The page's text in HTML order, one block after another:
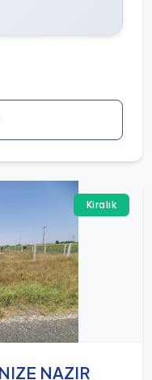
Kiralık
NAZIR